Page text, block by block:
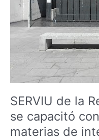
SERVIU de la
se capacitó
materias de
´Higgins
capacitó
Etnográfica+
en
materias
de
social